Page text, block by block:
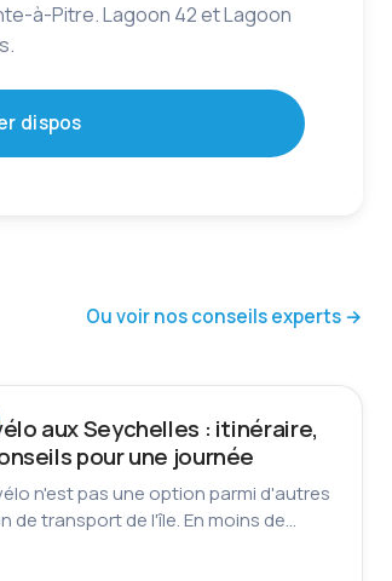
à-Pitre. Lagoon 42 et Lagoon
dispos
Ou voir nos conseils experts →
aux Seychelles : itinéraire,
pour une journée
n'est pas une option parmi d'autres
de transport de l'île. En moins de…